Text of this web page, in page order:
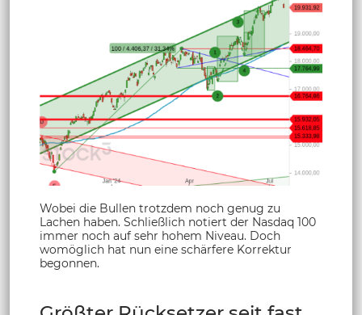
Wobei die Bullen trotzdem noch genug zu
Lachen haben. Schließlich notiert der Nasdaq 100
immer noch auf sehr hohem Niveau. Doch
womöglich hat nun eine schärfere Korrektur
begonnen.